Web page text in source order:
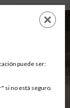
Línea
EN
puede ser:
si no está seguro.